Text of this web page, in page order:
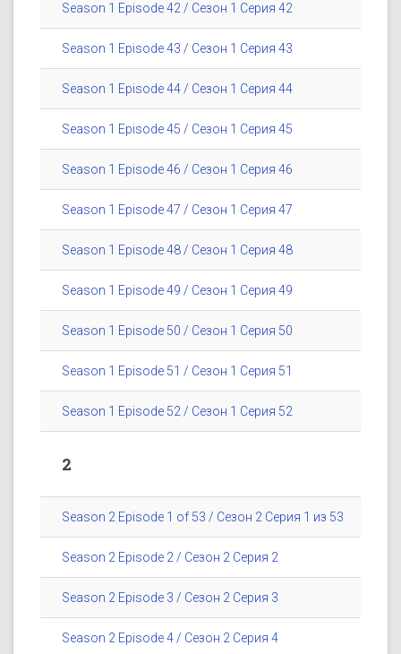
Season 1 Episode 42 / Сезон 1 Серия 42
Season 1 Episode 43 / Сезон 1 Серия 43
Season 1 Episode 44 / Сезон 1 Серия 44
Season 1 Episode 45 / Сезон 1 Серия 45
Season 1 Episode 46 / Сезон 1 Серия 46
Season 1 Episode 47 / Сезон 1 Серия 47
Season 1 Episode 48 / Сезон 1 Серия 48
Season 1 Episode 49 / Сезон 1 Серия 49
Season 1 Episode 50 / Сезон 1 Серия 50
Season 1 Episode 51 / Сезон 1 Серия 51
Season 1 Episode 52 / Сезон 1 Серия 52
2
Season 2 Episode 1 of 53 / Сезон 2 Серия 1 из 53
Season 2 Episode 2 / Сезон 2 Серия 2
Season 2 Episode 3 / Сезон 2 Серия 3
Season 2 Episode 4 / Сезон 2 Серия 4